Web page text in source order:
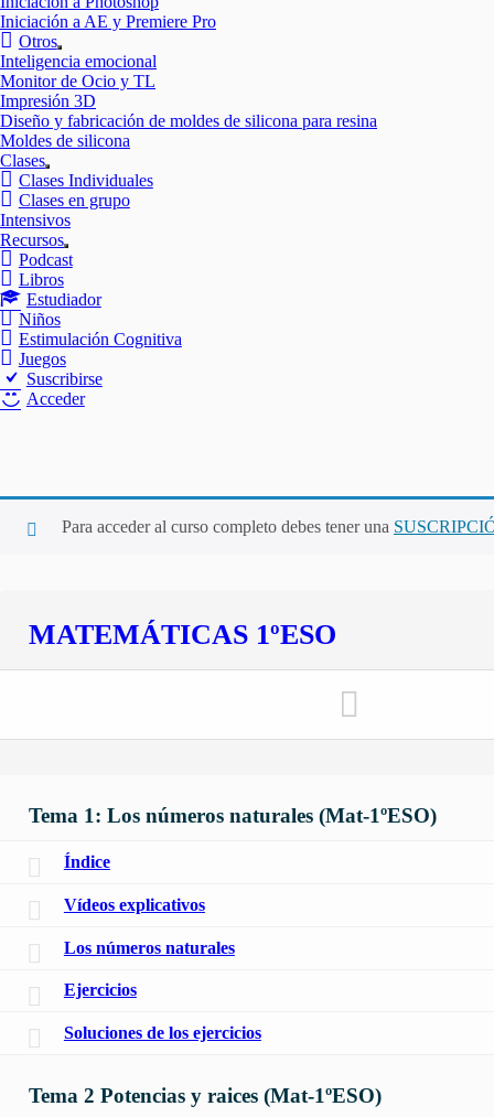
Iniciación a AE y Premiere Pro
Otros
Mostrar
el
submenú
Inteligencia emocional
Monitor de Ocio y TL
Impresión 3D
Diseño y fabricación de moldes de silicona para resina
Moldes de silicona
Clases
Mostrar
el
submenú
Clases Individuales
Clases en grupo
Intensivos
Recursos
Mostrar
el
Podcast
Libros
Estudiador
Niños
Estimulación Cognitiva
Juegos
Suscribirse
Acceder
Para acceder al curso completo debes tener una
MATEMÁTICAS 1ºESO
Tema 1: Los números naturales (Mat-1ºESO)
Índice
Vídeos explicativos
Los números naturales
Ejercicios
Soluciones de los ejercicios
Tema 2 Potencias y raices (Mat-1ºESO)